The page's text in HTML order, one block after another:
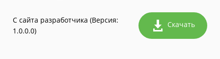
С сайта разработчика (Версия:
1.0.0.0)
Скачать